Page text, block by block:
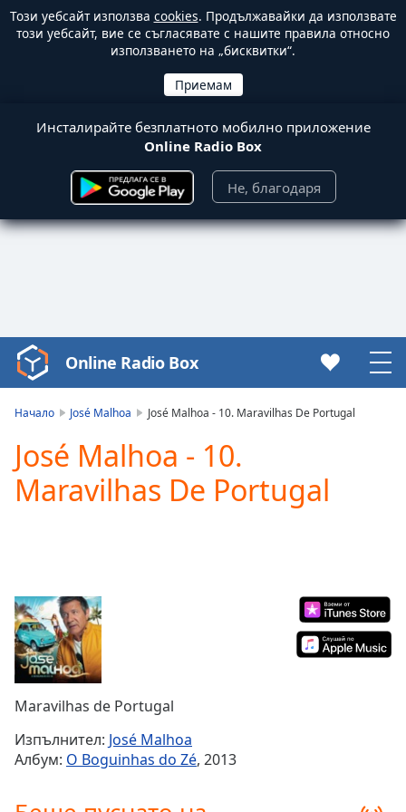
Този уебсайт използва cookies. Продължавайки да използвате
този уебсайт, вие се съгласявате с нашите правила относно
използването на „бисквитки“.
Инсталирайте безплатното мобилно приложение
Online Radio Box
Не, благодаря
Video
Player
Play
Video
Play
Current
Time0:00
Duration-:-
Loaded:
Stream
TypeLIVE
Seek to
live,
Online Radio Box
Начало José Malhoa José Malhoa - 10. Maravilhas De Portugal
José Malhoa - 10.
Maravilhas De Portugal
Maravilhas de Portugal
Изпълнител: José Malhoa
Албум: O Boguinhas do Zé, 2013